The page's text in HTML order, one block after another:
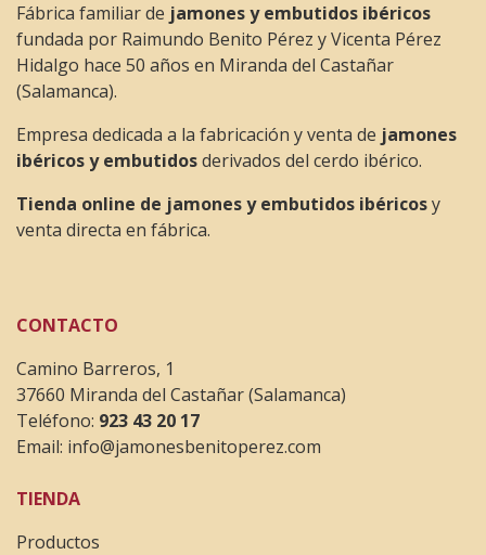
Fábrica familiar de jamones y embutidos ibéricos
fundada por Raimundo Benito Pérez y Vicenta Pérez
Hidalgo hace 50 años en Miranda del Castañar
(Salamanca).
Empresa dedicada a la fabricación y venta de jamones
ibéricos y embutidosderivados del cerdo ibérico.
Tienda online de jamones y embutidos ibéricosy
venta directa en fábrica.
CONTACTO
Camino Barreros, 1
37660 Miranda del Castañar (Salamanca)
Teléfono: 923 43 20 17
Email: info@jamonesbenitoperez.com
TIENDA
Productos